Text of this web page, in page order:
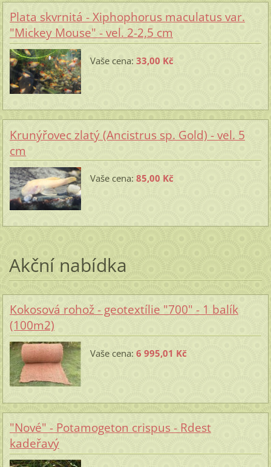
Plata skvrnitá - Xiphophorus maculatus var.
"Mickey Mouse" - vel. 2-2,5 cm
Vaše cena: 33,00 Kč
Krunýřovec zlatý (Ancistrus sp. Gold) - vel. 5
cm
Vaše cena: 85,00 Kč
Akční nabídka
Kokosová rohož - geotextílie "700" - 1 balík
(100m2)
Vaše cena: 6 995,01 Kč
"Nové" - Potamogeton crispus - Rdest
kadeřavý